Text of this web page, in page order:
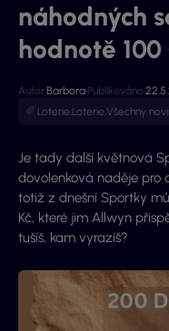
náhodných
hodnotě 100
Autor: Barbora Publikováno:
Loterie,Loterie,Všechny
Je tady další květnová
dovolenková naděje pro
totiž z dnešní Sportky
Kč, které jim Allwyn
tušíš, kam vyrazíš?